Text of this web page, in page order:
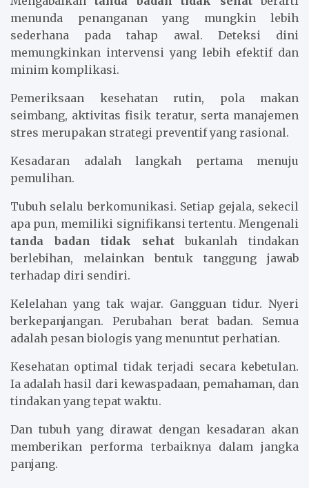
menunda penanganan yang mungkin lebih
sederhana pada tahap awal. Deteksi dini
memungkinkan intervensi yang lebih efektif dan
minim komplikasi.
Pemeriksaan kesehatan rutin, pola makan
seimbang, aktivitas fisik teratur, serta manajemen
stres merupakan strategi preventif yang rasional.
Kesadaran adalah langkah pertama menuju
pemulihan.
Tubuh selalu berkomunikasi. Setiap gejala, sekecil
apa pun, memiliki signifikansi tertentu. Mengenali
tanda badan tidak sehatbukanlah tindakan
berlebihan, melainkan bentuk tanggung jawab
terhadap diri sendiri.
Kelelahan yang tak wajar. Gangguan tidur. Nyeri
berkepanjangan. Perubahan berat badan. Semua
adalah pesan biologis yang menuntut perhatian.
Kesehatan optimal tidak terjadi secara kebetulan.
Ia adalah hasil dari kewaspadaan, pemahaman, dan
tindakan yang tepat waktu.
Dan tubuh yang dirawat dengan kesadaran akan
memberikan performa terbaiknya dalam jangka
panjang.